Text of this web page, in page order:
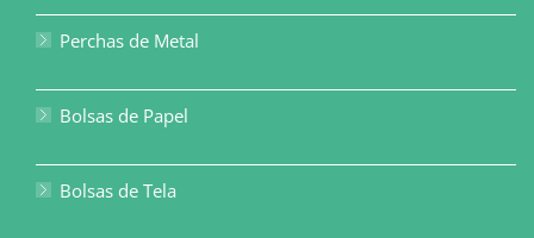
Perchas de Metal
Bolsas de Papel
Bolsas de Tela